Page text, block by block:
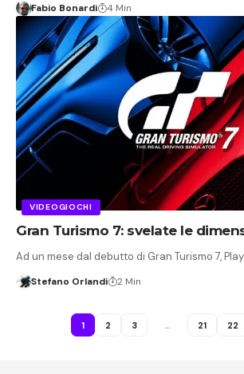
Fabio Bonardi 4 Min
VIDEOGIOCHI
Gran Turismo 7: svelate le
Ad un mese dal debutto di Gran Turismo 7,
Stefano Orlandi 2 Min
1 2 3 … 21 22